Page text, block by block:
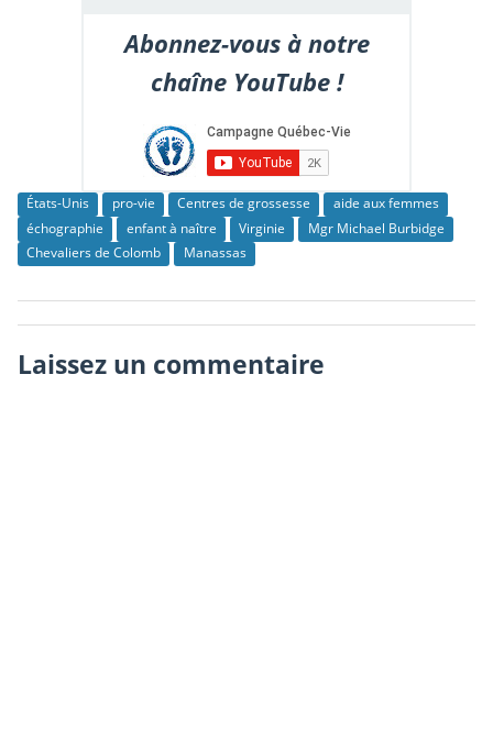
Abonnez-vous à notre
chaîne YouTube !
États-Unis pro-vie Centres de grossesse
aide aux femmes
échographie
enfant à naître Virginie
Mgr Michael Burbidge
Chevaliers de Colomb
Manassas
Laissez un commentaire